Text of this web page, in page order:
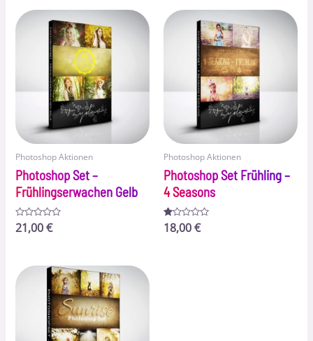
Photoshop Aktionen
Photoshop Set –
Frühlingserwachen Gelb
Bewertet
mit
21,00€
Photoshop Aktionen
Photoshop Set Frühling –
4 Seasons
Bewertet
mit
18,00€